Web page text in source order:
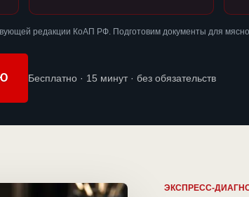
редакции КоАП РФ. Подготовим документы для
Бесплатно · 15 минут · без обязательств
ЭКСПРЕСС-